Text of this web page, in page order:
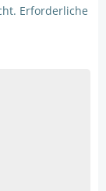
Erforderliche